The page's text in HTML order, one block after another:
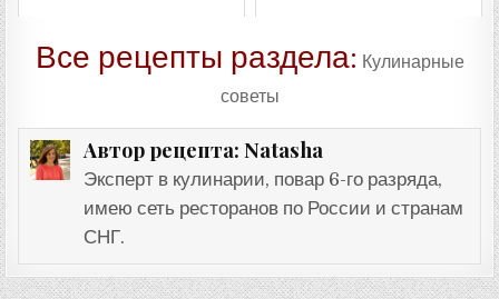
Все рецепты раздела: Кулинарные
советы
Автор рецепта: Natasha
Эксперт в кулинарии, повар 6-го разряда,
имею сеть ресторанов по России и странам
СНГ.